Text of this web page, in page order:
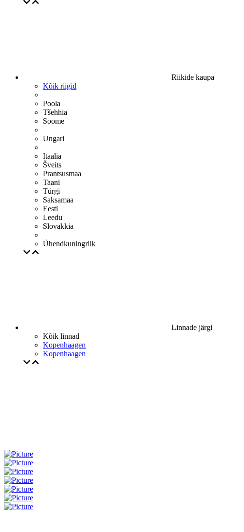
Riikide kaupa
Kõik riigid
Poola
Tšehhia
Soome
Ungari
Itaalia
Šveits
Prantsusmaa
Taani
Türgi
Saksamaa
Eesti
Leedu
Slovakkia
Ühendkuningriik
Linnade järgi
Kõik linnad
Kopenhaagen
Kopenhaagen